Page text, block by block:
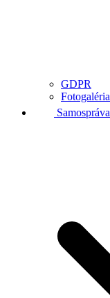
GDPR
Fotogaléria
Samospráva